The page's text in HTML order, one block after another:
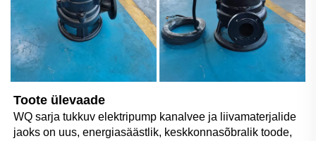
Toote ülevaade
WQ sarja tukkuv elektripump kanalvee ja liivamaterjalide
jaoks on uus, energiasäästlik, keskkonnasõbralik toode,